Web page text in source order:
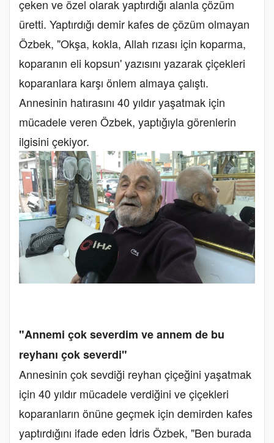
çeken ve özel olarak yaptırdığı alanla çözüm
üretti. Yaptırdığı demir kafes de çözüm olmayan
Özbek, "Okşa, kokla, Allah rızası için koparma,
koparanın eli kopsun' yazısını yazarak çiçekleri
koparanlara karşı önlem almaya çalıştı.
Annesinin hatırasını 40 yıldır yaşatmak için
mücadele veren Özbek, yaptığıyla görenlerin
ilgisini çekiyor.
"Annemi çok severdim ve annem de bu
reyhanı çok severdi"
Annesinin çok sevdiği reyhan çiçeğini yaşatmak
için 40 yıldır mücadele verdiğini ve çiçekleri
koparanların önüne geçmek için demirden kafes
yaptırdığını ifade eden İdris Özbek, "Ben burada